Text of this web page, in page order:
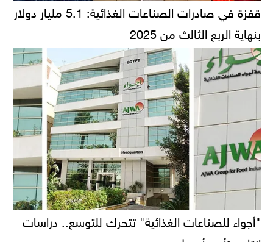
قفزة في صادرات الصناعات الغذائية: 5.1 مليار دولار
بنهاية الربع الثالث من 2025
"أجواء للصناعات الغذائية" تتحرك للتوسع.. دراسات